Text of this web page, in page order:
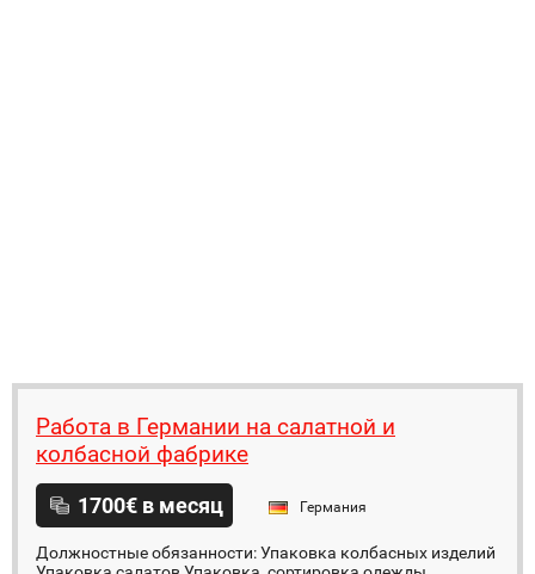
Работа в Германии на салатной и
колбасной фабрике
1700€ в месяц Германия
Должностные обязанности: Упаковка колбасных изделий